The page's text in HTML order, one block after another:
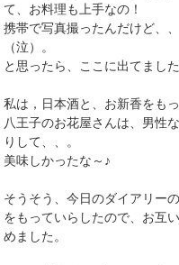
て、お料理も上手なの！
携帯で写真撮ったんだけど、
（泣）。
と思ったら、ここに出てまし
私は，日本酒と、お新香をも
八王子のお花屋さんは、男性
りして、、。
美味しかったな～♪
そうそう、今日のダイアリー
をもっていらしたので、お互
めました。